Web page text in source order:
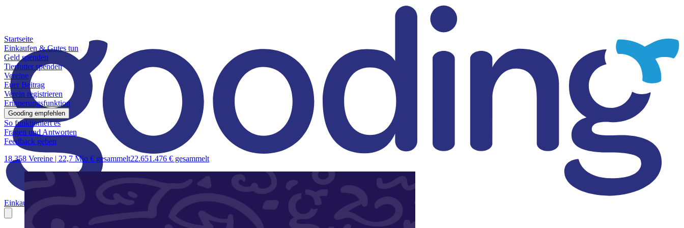
Einkaufen & Gutes tun Geld spendenTierfutter spenden VereineEuer Beitrag
Startseite
Einkaufen & Gutes tun
Geld spenden
Tierfutter spenden
Vereine
Euer Beitrag
Verein registrieren
Erinnerungsfunktion
Gooding empfehlen
So funktioniert es
Fragen und Antworten
Feedback geben
18.358 Vereine | 22,7 Mio € gesammelt22.651.476 € gesammelt